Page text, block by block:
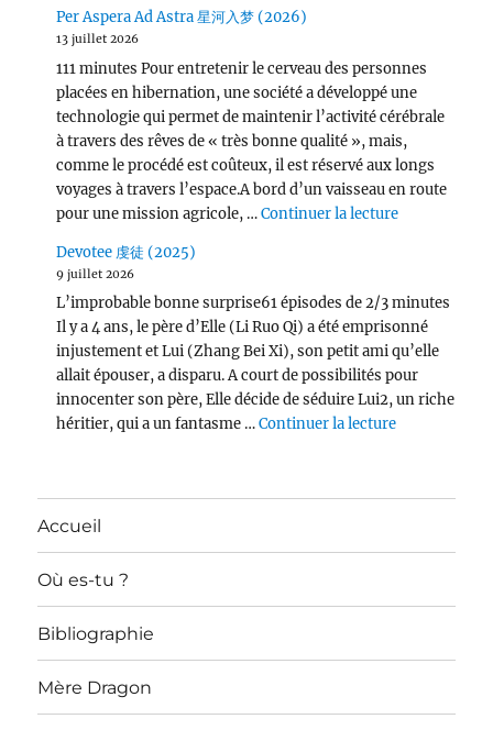
Per Aspera Ad Astra 星河入梦 (2026)
13 juillet 2026
111 minutes Pour entretenir le cerveau des personnes
placées en hibernation, une société a développé une
technologie qui permet de maintenir l’activité cérébrale
à travers des rêves de « très bonne qualité », mais,
comme le procédé est coûteux, il est réservé aux longs
voyages à travers l’espace.A bord d’un vaisseau en route
pour une mission agricole, …Continuer la lecturede « Per
Devotee 虔徒 (2025)
9 juillet 2026
L’improbable bonne surprise61 épisodes de 2/3 minutes
Il y a 4 ans, le père d’Elle (Li Ruo Qi) a été emprisonné
injustement et Lui (Zhang Bei Xi), son petit ami qu’elle
allait épouser, a disparu. A court de possibilités pour
innocenter son père, Elle décide de séduire Lui2, un riche
héritier, qui a un fantasme …Continuer la lecturede « Devotee
Accueil
Où es-tu ?
Bibliographie
Mère Dragon